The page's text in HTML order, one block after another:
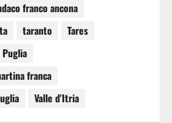
franco ancona
taranto
Tares
franca
Valle d'Itria